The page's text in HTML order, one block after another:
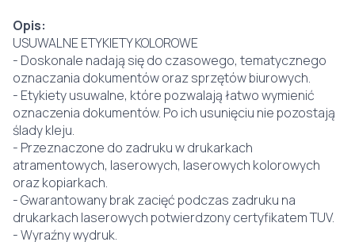
Opis:
USUWALNE ETYKIETY KOLOROWE
- Doskonale nadają się do czasowego, tematycznego
oznaczania dokumentów oraz sprzętów biurowych.
- Etykiety usuwalne, które pozwalają łatwo wymienić
oznaczenia dokumentów. Po ich usunięciu nie pozostają
ślady kleju.
- Przeznaczone do zadruku w drukarkach
atramentowych, laserowych, laserowych kolorowych
oraz kopiarkach.
- Gwarantowany brak zacięć podczas zadruku na
drukarkach laserowych potwierdzony certyfikatem TUV.
- Wyraźny wydruk.